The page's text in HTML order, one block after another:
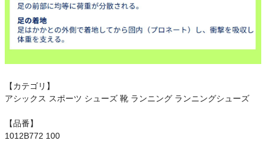
【カテゴリ】
アシックス スポーツ シューズ 靴 ランニング ランニングシューズ
【品番】
1012B772 100